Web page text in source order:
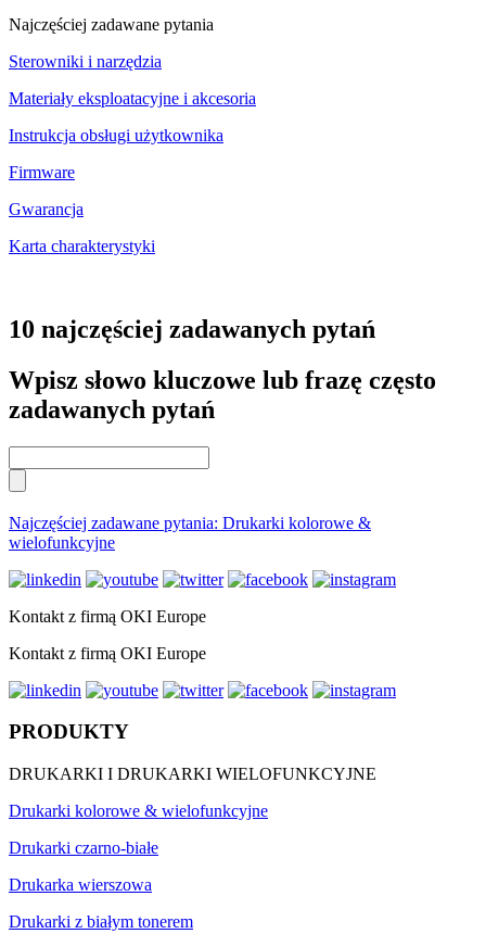
Najczęściej zadawane pytania
Sterowniki i narzędzia
Materiały eksploatacyjne i akcesoria
Instrukcja obsługi użytkownika
Firmware
Gwarancja
Karta charakterystyki
10 najczęściej zadawanych pytań
Wpisz słowo kluczowe lub frazę często
zadawanych pytań
Najczęściej zadawane pytania: Drukarki kolorowe &
wielofunkcyjne
Kontakt z firmą OKI Europe
Kontakt z firmą OKI Europe
PRODUKTY
DRUKARKI I DRUKARKI WIELOFUNKCYJNE
Drukarki kolorowe & wielofunkcyjne
Drukarki czarno-białe
Drukarka wierszowa
Drukarki z białym tonerem